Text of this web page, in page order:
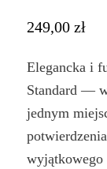
249,00 zł
Elegancka i
Standard —
jednym
wyjątkowego